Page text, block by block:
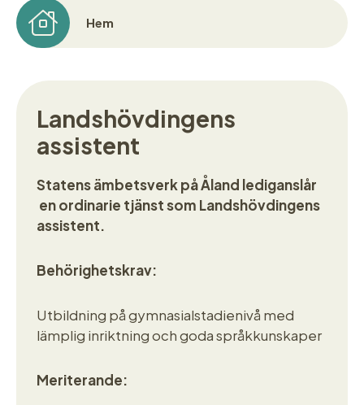
Länkstig
Hem
Landshövdingens
assistent
Statens ämbetsverk på Åland lediganslår
en ordinarie tjänst som Landshövdingens
assistent.
Behörighetskrav:
Utbildning på gymnasialstadienivå med
lämplig inriktning och goda språkkunskaper
Meriterande: